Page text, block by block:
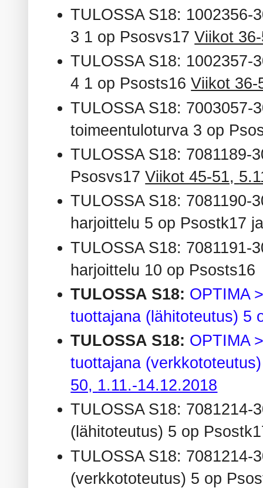
TULOSSA S18: 1002356-
3 1 op Psosvs17Viikot
TULOSSA S18: 1002357-
4 1 op Psosts16Viikot
TULOSSA S18: 7003057-
toimeentuloturva 3 op
TULOSSA S18: 7081189-
Psosvs17Viikot 45-51,
TULOSSA S18: 7081190-
harjoittelu 5 op Psostk17
TULOSSA S18: 7081191-
harjoittelu 10 op
TULOSSA S18: OPTIMA
tuottajana (lähitoteutus) 5
TULOSSA S18: OPTIMA
tuottajana
50, 1.11.-14.12.2018
TULOSSA S18: 7081214-
(lähitoteutus) 5 op
TULOSSA S18: 7081214-
(verkkototeutus) 5 op